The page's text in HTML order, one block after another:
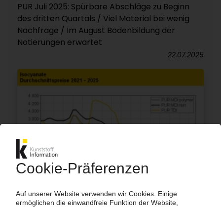
PUR Juli 2025: Spürbare Abschläge zu Beginn
des dritten Quartals / Viel Material bei wenig
Nachfrage / Im August Bodenbildung der
Notierungen erwartet
22.07.2025